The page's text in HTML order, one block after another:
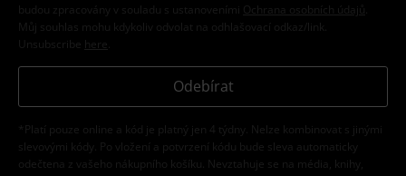
Sleva
E-Mail Newsletter
Získejte 20% slevový poukaz, když se přihlásíte
teď!Více